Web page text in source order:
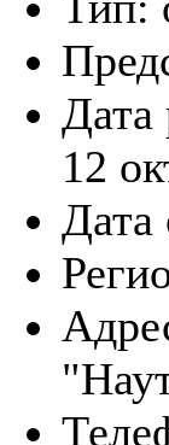
Дата
12
Дата